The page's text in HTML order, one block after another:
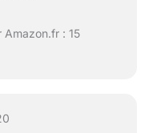
Amazon.fr : 15